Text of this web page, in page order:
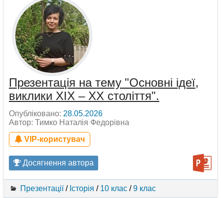
Презентація на тему "Основні ідеї,
виклики ХІХ – ХХ століття".
Опубліковано: 28.05.2026
Автор: Тимко Наталія Федорівна
VIP-користувач
Досягнення автора
Презентації/ Історія / 10 клас /9 клас